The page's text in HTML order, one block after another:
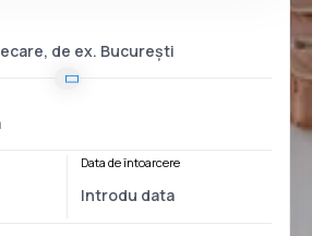
Data de întoarcere